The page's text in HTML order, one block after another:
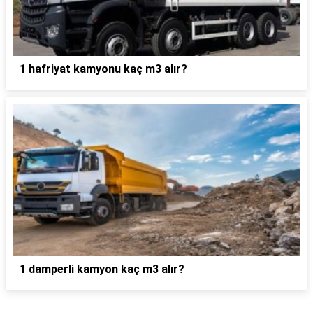
1 hafriyat kamyonu kaç m3 alır?
1 damperli kamyon kaç m3 alır?